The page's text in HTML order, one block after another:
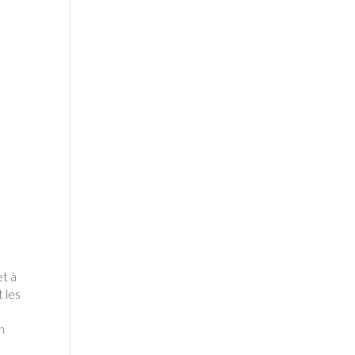
à
les